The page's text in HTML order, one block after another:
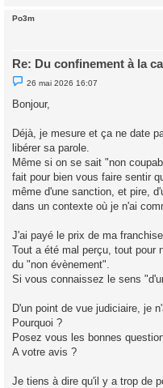
Po3m
Re: Du confinement à la
M
e
s
g
e
n
o
n
l
u
26 mai 2026 16:07
Bonjour,
Déjà, je mesure et ça ne date
libérer sa parole.
Même si on se sait "non
fait pour bien vous faire sentir
même d'une sanction, et pire,
dans un contexte où je n'ai
J'ai payé le prix de ma
Tout a été mal perçu, tout pour
du "non évènement".
Si vous connaissez le sens
D'un point de vue judiciaire, je
Pourquoi ?
Posez vous les bonnes
A votre avis ?
Je tiens à dire qu'il y a trop de